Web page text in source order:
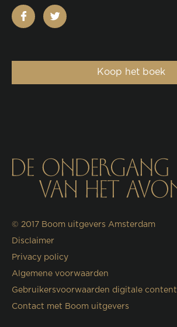
facebooktwitter
Koop het boek
© 2017 Boom uitgevers Amsterdam
Disclaimer
Privacy policy
Algemene voorwaarden
Gebruikersvoorwaarden digitale content
Contact met Boom uitgevers